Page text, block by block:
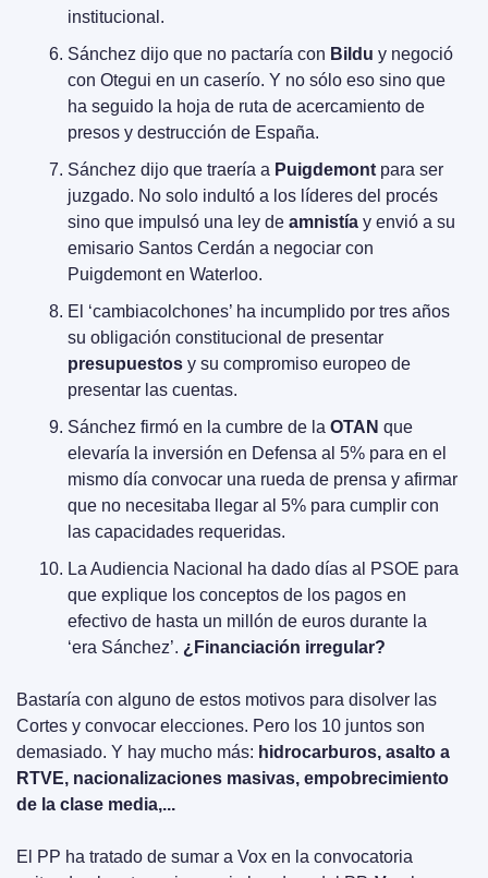
institucional.
Sánchez dijo que no pactaría con Bildu y negoció
con Otegui en un caserío. Y no sólo eso sino que
ha seguido la hoja de ruta de acercamiento de
presos y destrucción de España.
Sánchez dijo que traería a Puigdemont para ser
juzgado. No solo indultó a los líderes del procés
sino que impulsó una ley de amnistía y envió a su
emisario Santos Cerdán a negociar con
Puigdemont en Waterloo.
El ‘cambiacolchones’ ha incumplido por tres años
presupuestos y su compromiso europeo de
presentar las cuentas.
Sánchez firmó en la cumbre de la OTAN que
elevaría la inversión en Defensa al 5% para en el
mismo día convocar una rueda de prensa y afirmar
que no necesitaba llegar al 5% para cumplir con
las capacidades requeridas.
La Audiencia Nacional ha dado días al PSOE para
que explique los conceptos de los pagos en
efectivo de hasta un millón de euros durante la
‘era Sánchez’. ¿Financiación irregular?
Bastaría con alguno de estos motivos para disolver las
Cortes y convocar elecciones. Pero los 10 juntos son
demasiado. Y hay mucho más: hidrocarburos, asalto a
RTVE, nacionalizaciones masivas, empobrecimiento
de la clase media,...
El PP ha tratado de sumar a Vox en la convocatoria